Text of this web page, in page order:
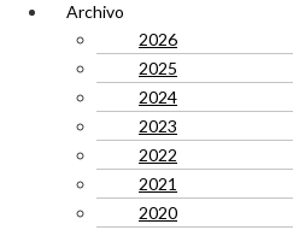
Archivo
2026
2025
2024
2023
2022
2021
2020